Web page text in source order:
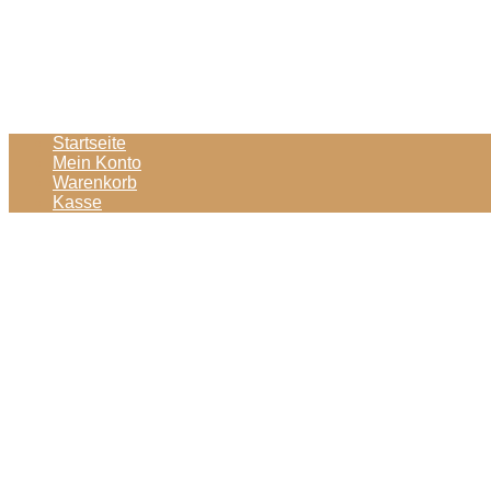
Startseite
Mein Konto
Warenkorb
Kasse